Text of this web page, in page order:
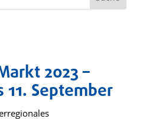
2023 –
September